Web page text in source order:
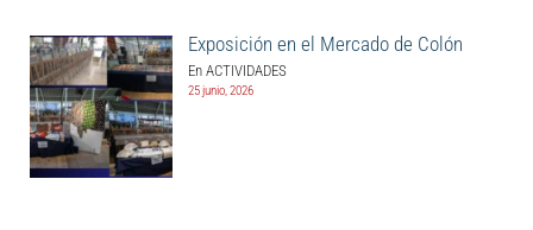
Exposición en el Mercado de Colón
En ACTIVIDADES
25 junio, 2026